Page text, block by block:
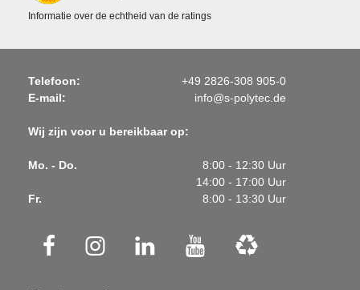
Informatie over de echtheid van de ratings
Telefoon:
+49 2826-308 905-0
E-mail:
info@s-polytec.de
Wij zijn voor u bereikbaar op:
Mo. - Do.
8:00 - 12:30 Uur
14:00 - 17:00 Uur
Fr.
8:00 - 13:30 Uur